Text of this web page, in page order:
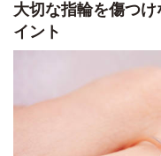
大切な指輪を傷つ
イント